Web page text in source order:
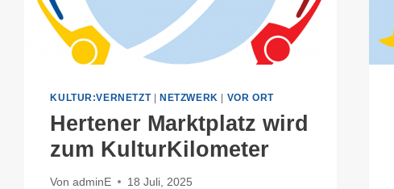
KULTUR:VERNETZT| NETZWERK VOR ORT
Hertener Marktplatz wird
zum KulturKilometer
Von adminE 18 Juli, 2025